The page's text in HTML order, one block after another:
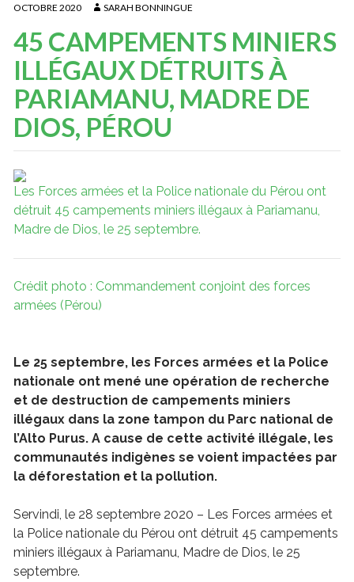
OCTOBRE 2020 SARAH BONNINGUE
45 CAMPEMENTS MINIERS
ILLÉGAUX DÉTRUITS À
PARIAMANU, MADRE DE
DIOS, PÉROU
Les Forces armées et la Police nationale du Pérou ont
détruit 45 campements miniers illégaux à Pariamanu,
Madre de Dios, le 25 septembre.
Crédit photo : Commandement conjoint des forces
armées (Pérou)
Le 25 septembre, les Forces armées et la Police
nationale ont mené une opération de recherche
et de destruction de campements miniers
illégaux dans la zone tampon du Parc national de
l’Alto Purus. A cause de cette activité illégale, les
communautés indigènes se voient impactées par
la déforestation et la pollution.
Servindi, le 28 septembre 2020 – Les Forces armées et
la Police nationale du Pérou ont détruit 45 campements
miniers illégaux à Pariamanu, Madre de Dios, le 25
septembre.